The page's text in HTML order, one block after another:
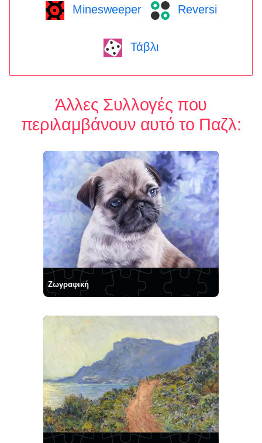
Minesweeper Reversi
Τάβλι
Άλλες Συλλογές που
περιλαμβάνουν αυτό το Παζλ:
Ζωγραφική